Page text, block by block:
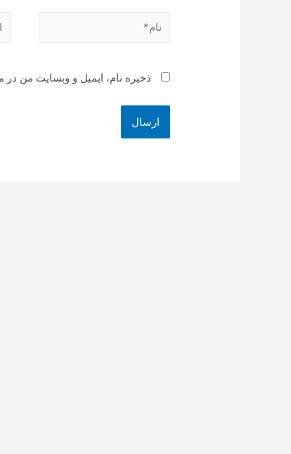
نام*
ذخیره نام، ایمیل و وبسایت من